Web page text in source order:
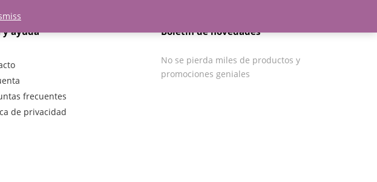
y ayuda
frecuentes
de privacidad
Boletín de novedades
No se pierda miles de productos y
promociones geniales